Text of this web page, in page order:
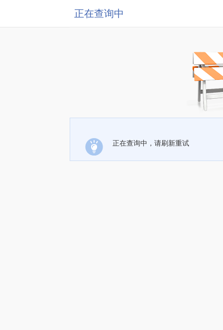
正在查询中
正在查询中，请刷新重试